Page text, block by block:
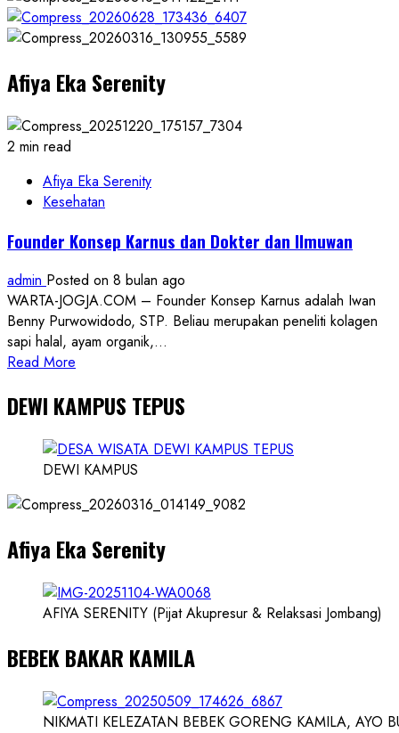
Lurah
Botodayaan
Dua
Pemimpin
Padukuhan,
Tekankan
Nilai
Amanah
Afiya Eka Serenity
2 min read
Afiya Eka Serenity
Kesehatan
Founder Konsep Karnus dan Dokter dan Ilmuwan
admin Posted on 8 bulan ago
WARTA-JOGJA.COM – Founder Konsep Karnus adalah Iwan
Benny Purwowidodo, STP. Beliau merupakan peneliti kolagen
sapi halal, ayam organik,...
Read More
about
Konsep
Karnus
Dokter
Ilmuwan
DEWI KAMPUS TEPUS
DEWI KAMPUS
Afiya Eka Serenity
AFIYA SERENITY (Pijat Akupresur & Relaksasi Jombang)
BEBEK BAKAR KAMILA
NIKMATI KELEZATAN BEBEK GORENG KAMILA, AYO